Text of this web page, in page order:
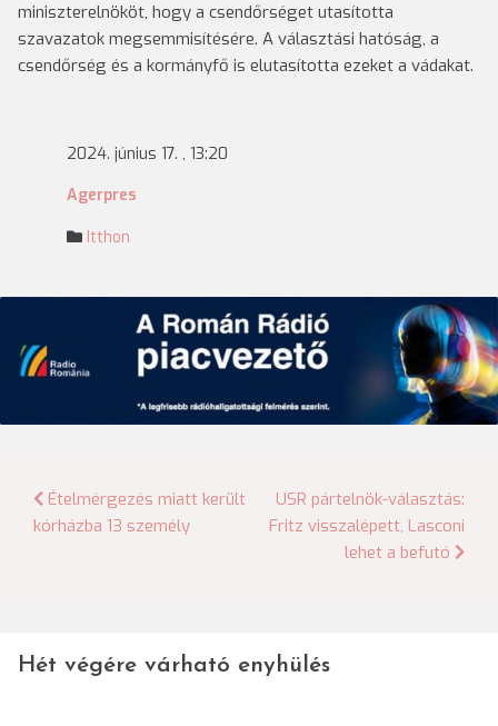
miniszterelnököt, hogy a csendőrséget utasította
szavazatok megsemmisítésére. A választási hatóság, a
csendőrség és a kormányfő is elutasította ezeket a vádakat.
2024. június 17. , 13:20
Agerpres
Itthon
Bejegyzés
Ételmérgezés miatt került
kórházba 13 személy
USR pártelnök-választás:
Fritz visszalépett, Lasconi
lehet a befutó
Hét végére várható enyhülés